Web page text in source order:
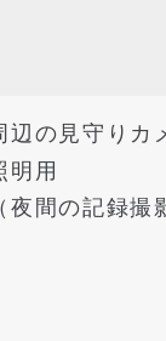
辺の見守りカ
明用
間の記録撮